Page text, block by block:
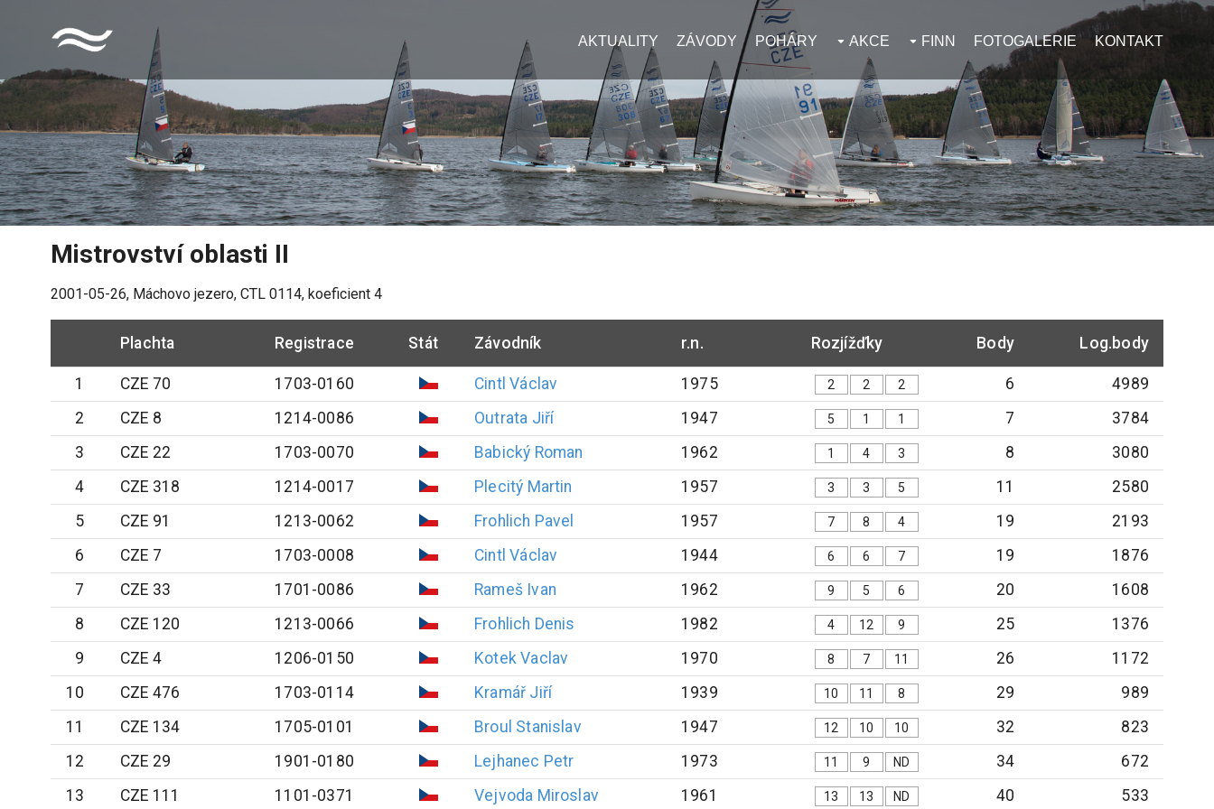
AKTUALITY ZÁVODY POHÁRY AKCE FINN FOTOGALERIE KONTAKT
Mistrovství oblasti II
2001-05-26, Máchovo jezero, CTL 0114, koeficient 4
Plachta Registrace Stát Závodník r.n. Rozjížďky Body Log.body
1 CZE 70 1703-0160 Cintl Václav 1975 2 2 2 6
4989
2
CZE 8 1214-0086 Outrata Jiří 1947 5 1 1 7
3784
3
CZE 22 1703-0070 Babický Roman 1962 1 4 3 8
3080
4
CZE 318 1214-0017 Plecitý Martin 1957 3 3 5 11
2580
5
CZE 91 1213-0062 Frohlich Pavel 1957 7 8 4 19
2193
6
CZE 7 1703-0008 Cintl Václav 1944 6 6 7 19
1876
7
CZE 33 1701-0086 Rameš Ivan 1962 9 5 6 20
1608
8
CZE 120 1213-0066 Frohlich Denis 1982 4 12 9 25
1376
9
CZE 4 1206-0150 Kotek Vaclav 1970 8 7 11 26
1172
10
CZE 476 1703-0114 Kramář Jiří 1939 10 11 8 29
989
11
CZE 134 1705-0101 Broul Stanislav 1947 12 10 10 32
823
12
CZE 29 1901-0180 Lejhanec Petr 1973 11 9 ND 34
672
13
CZE 111 1101-0371 Vejvoda Miroslav 1961 13 13 ND 40 533